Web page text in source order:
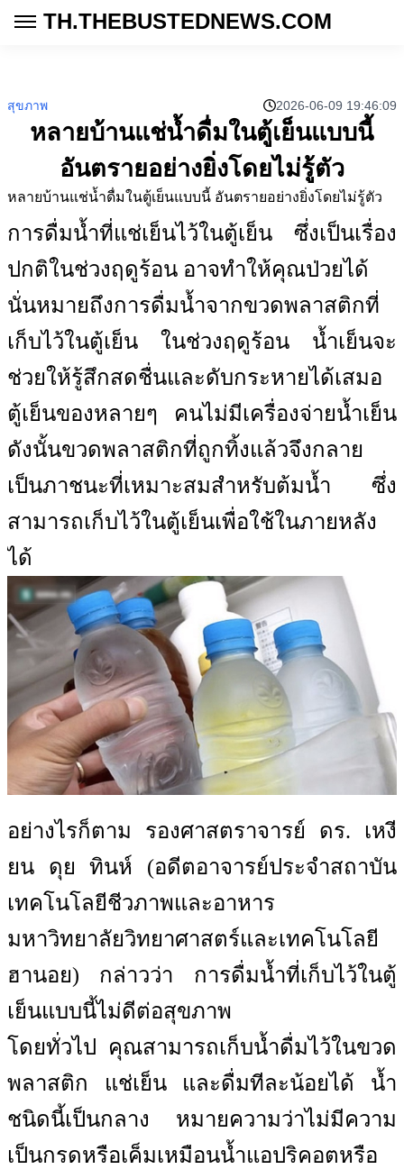
TH.THEBUSTEDNEWS.COM
สุขภาพ 2026-06-09 19:46:09
หลายบ้านแช่น้ำดื่มในตู้เย็นแบบนี้
อันตรายอย่างยิ่งโดยไม่รู้ตัว
หลายบ้านแช่น้ำดื่มในตู้เย็นแบบนี้ อันตรายอย่างยิ่งโดยไม่รู้ตัว
การดื่มน้ำที่แช่เย็นไว้ในตู้เย็น ซึ่งเป็นเรื่อง
ปกติในช่วงฤดูร้อน อาจทำให้คุณป่วยได้
นั่นหมายถึงการดื่มน้ำจากขวดพลาสติกที่
เก็บไว้ในตู้เย็น ในช่วงฤดูร้อน น้ำเย็นจะ
ช่วยให้รู้สึกสดชื่นและดับกระหายได้เสมอ
ตู้เย็นของหลายๆ คนไม่มีเครื่องจ่ายน้ำเย็น
ดังนั้นขวดพลาสติกที่ถูกทิ้งแล้วจึงกลาย
เป็นภาชนะที่เหมาะสมสำหรับต้มน้ำ ซึ่ง
สามารถเก็บไว้ในตู้เย็นเพื่อใช้ในภายหลัง
ได้
อย่างไรก็ตาม รองศาสตราจารย์ ดร. เหงี
ยน ดุย ทินห์ (อดีตอาจารย์ประจำสถาบัน
เทคโนโลยีชีวภาพและอาหาร
มหาวิทยาลัยวิทยาศาสตร์และเทคโนโลยี
ฮานอย) กล่าวว่า การดื่มน้ำที่เก็บไว้ในตู้
เย็นแบบนี้ไม่ดีต่อสุขภาพ
โดยทั่วไป คุณสามารถเก็บน้ำดื่มไว้ในขวด
พลาสติก แช่เย็น และดื่มทีละน้อยได้ น้ำ
ชนิดนี้เป็นกลาง หมายความว่าไม่มีความ
เป็นกรดหรือเค็มเหมือนน้ำแอปริคอตหรือ